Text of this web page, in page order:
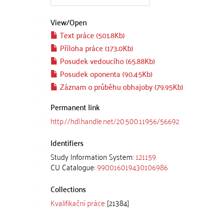
View/Open
Text práce (501.8Kb)
Příloha práce (173.0Kb)
Posudek vedoucího (65.88Kb)
Posudek oponenta (90.45Kb)
Záznam o průběhu obhajoby (79.95Kb)
Permanent link
http://hdl.handle.net/20.500.11956/56692
Identifiers
Study Information System:121159
CU Catalogue:990016019430106986
Collections
Kvalifikační práce [21384]